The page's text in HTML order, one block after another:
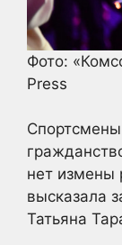
Фото:
Press
нет измены
высказала
Татьяна